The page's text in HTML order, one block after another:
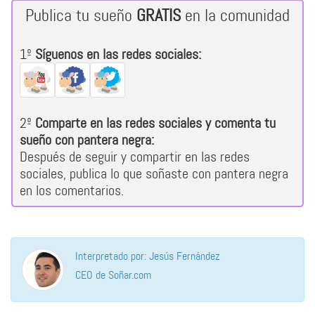
Publica tu sueño GRATISen la comunidad
1º Síguenos en las redes sociales:
2º Comparte en las redes sociales y comenta tu
sueño con pantera negra:
Después de seguir y compartir en las redes
sociales, publica lo que soñaste con pantera negra
en los comentarios.
Interpretado por: Jesús Fernández
CEO de Soñar.com